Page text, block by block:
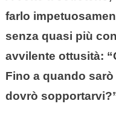
farlo
senza quasi più
avvilente ottusità:
Fino a quando
dovrò